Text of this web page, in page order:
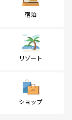
宿泊
リゾート
ショップ